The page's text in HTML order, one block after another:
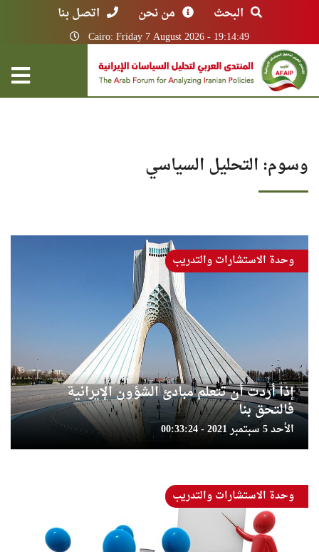
البحث من نحن اتصل بنا
Cairo: Friday 7 August 2026 - 19:14:49
وسوم: التحليل السياسي
إذا أردت أن تتعلم مبادئ الشؤون الإيرانية
فالتحق بنا
الأحد 5 سبتمبر 2021 - 00:33:24
وحدة الاستشارات والتدريب
وحدة الاستشارات والتدريب